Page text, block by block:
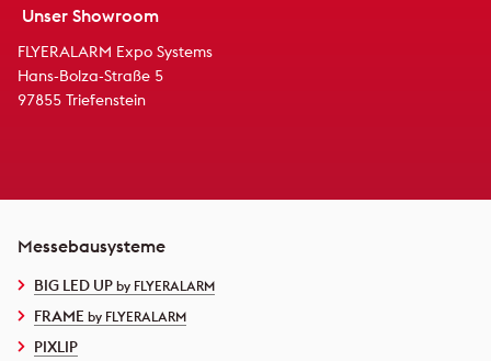
Unser Showroom
FLYERALARM Expo Systems
Hans-Bolza-Straße 5
97855 Triefenstein
Messebausysteme
BIG LED UP by FLYERALARM
FRAME by FLYERALARM
PIXLIP